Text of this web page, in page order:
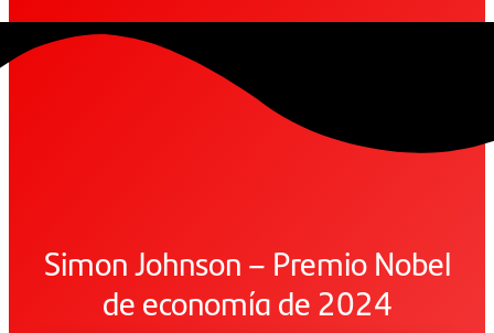
Simon Johnson – Premio Nobel
de economía de 2024